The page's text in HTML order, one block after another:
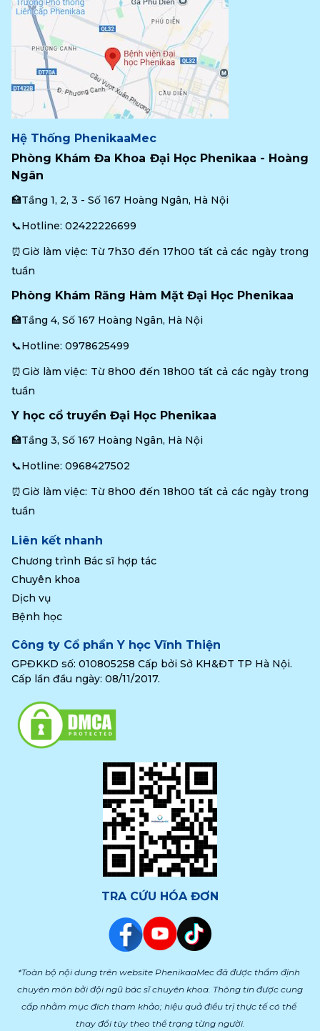
Hệ Thống PhenikaaMec
Phòng Khám Đa Khoa Đại Học Phenikaa - Hoàng
Ngân
🏥Tầng 1, 2, 3 - Số 167 Hoàng Ngân, Hà Nội
📞Hotline: 02422226699
⏰Giờ làm việc: Từ 7h30 đến 17h00 tất cả các ngày trong
tuần
Phòng Khám Răng Hàm Mặt Đại Học Phenikaa
🏥Tầng 4, Số 167 Hoàng Ngân, Hà Nội
📞Hotline: 0978625499
⏰Giờ làm việc: Từ 8h00 đến 18h00 tất cả các ngày trong
tuần
Y học cổ truyền Đại Học Phenikaa
🏥Tầng 3, Số 167 Hoàng Ngân, Hà Nội
📞Hotline: 0968427502
⏰Giờ làm việc: Từ 8h00 đến 18h00 tất cả các ngày trong
tuần
Liên kết nhanh
Chương trình Bác sĩ hợp tác
Chuyên khoa
Dịch vụ
Bệnh học
Công ty Cổ phần Y học Vĩnh Thiện
GPĐKKD số: 010805258 Cấp bởi Sở KH&ĐT TP Hà Nội.
Cấp lần đầu ngày: 08/11/2017.
TRA CỨU HÓA ĐƠN
*Toàn bộ nội dung trên website PhenikaaMec đã được thẩm định
chuyên môn bởi đội ngũ bác sĩ chuyên khoa. Thông tin được cung
cấp nhằm mục đích tham khảo; hiệu quả điều trị thực tế có thể
thay đổi tùy theo thể trạng từng người.